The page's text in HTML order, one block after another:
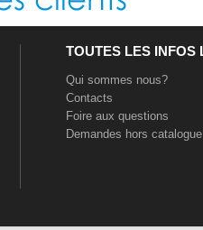
TOUTES LES INFOS
Qui sommes nous?
Contacts
Foire aux questions
Demandes hors catalogue